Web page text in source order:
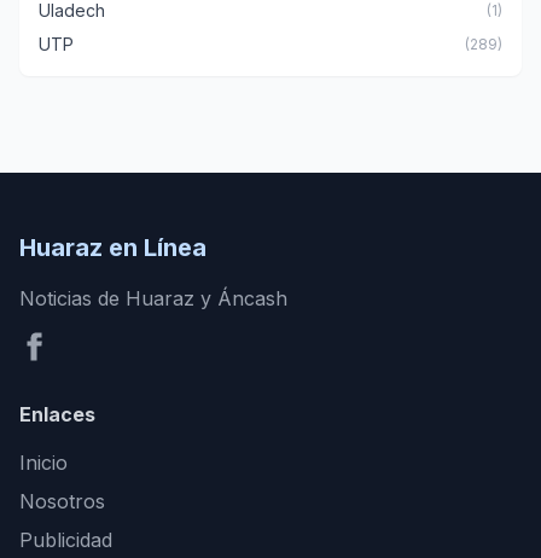
Uladech (1)
UTP (289)
Huaraz en Línea
Noticias de Huaraz y Áncash
Enlaces
Inicio
Nosotros
Publicidad